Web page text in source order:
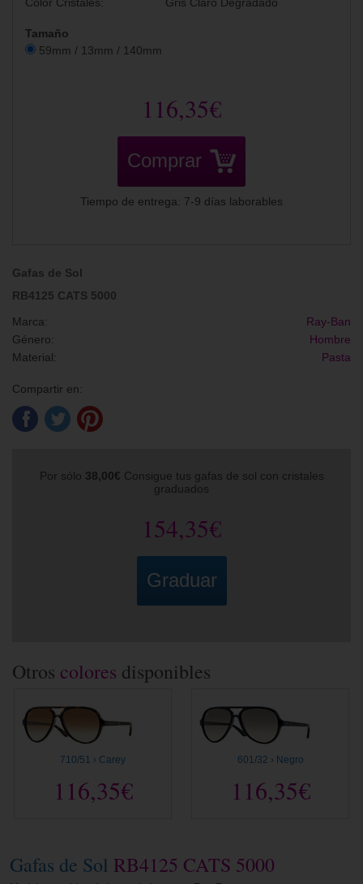
Color Cristales:
Gris Claro Degradado
Tamaño
59mm / 13mm / 140mm
116,35€
Comprar
Tiempo de entrega: 7-9 días laborables
Gafas de Sol
RB4125 CATS 5000
Marca:
Ray-Ban
Género:
Hombre
Material:
Pasta
Compartir en:
Por sólo 38,00€ Consigue tus gafas de sol con cristales
graduados
154,35€
Graduar
Otros colores disponibles
710/51 › Carey
116,35€
601/32 › Negro
116,35€
Gafas de Sol RB4125 CATS 5000